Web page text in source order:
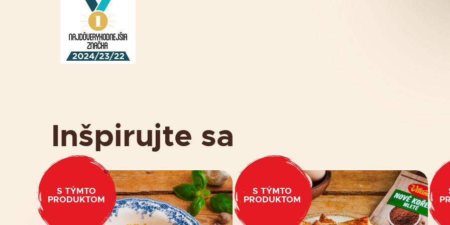
Inšpirujte sa
S TÝMTO
PRODUKTOM
S TÝMTO
PRODUKTOM